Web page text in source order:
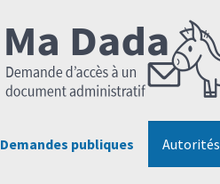
Demandes publiques Autorités